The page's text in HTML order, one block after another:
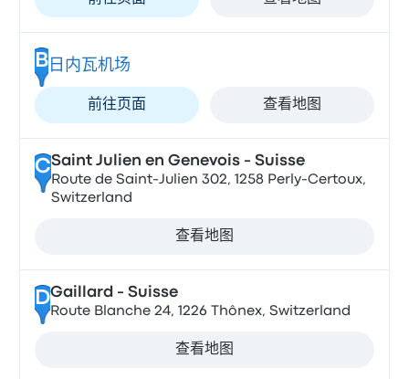
B日内瓦机场
前往页面 查看地图
CSaint Julien en Genevois - Suisse
Route de Saint-Julien 302, 1258 Perly-Certoux,
Switzerland
查看地图
DGaillard - Suisse
Route Blanche 24, 1226 Thônex, Switzerland
查看地图